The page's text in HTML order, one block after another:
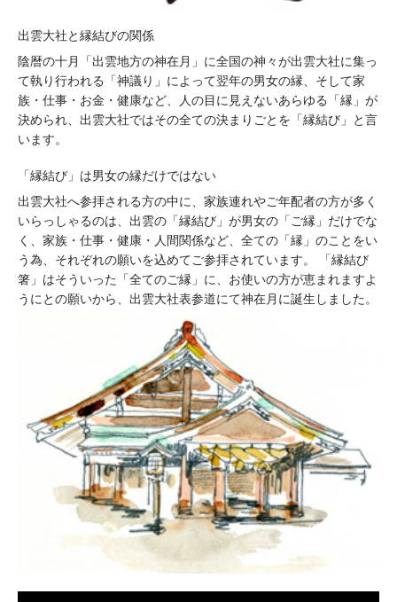
出雲大社と縁結びの関係
陰暦の十月「出雲地方の神在月」に全国の神々が出雲大社に集っ
て執り行われる「神議り」によって翌年の男女の縁、そして家
族・仕事・お金・健康など、人の目に見えないあらゆる「縁」が
決められ、出雲大社ではその全ての決まりごとを「縁結び」と言
います。
「縁結び」は男女の縁だけではない
出雲大社へ参拝される方の中に、家族連れやご年配者の方が多く
いらっしゃるのは、出雲の「縁結び」が男女の「ご縁」だけでな
く、家族・仕事・健康・人間関係など、全ての「縁」のことをい
う為、それぞれの願いを込めてご参拝されています。 「縁結び
箸」はそういった「全てのご縁」に、お使いの方が恵まれますよ
うにとの願いから、出雲大社表参道にて神在月に誕生しました。